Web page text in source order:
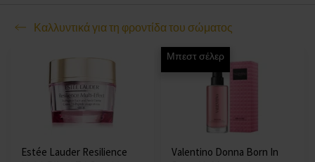
Καλλυντικά για τη φροντίδα του σώματος
Estée Lauder Resilience
Μπεστ σέλερ
Valentino Donna Born In